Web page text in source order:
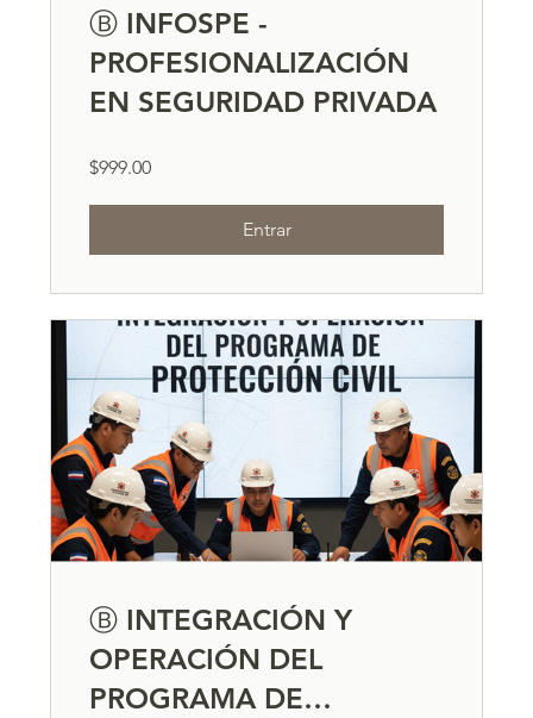
Ⓑ INFOSPE -
PROFESIONALIZACIÓN
EN SEGURIDAD PRIVADA
$999.00
Entrar
Ⓑ INTEGRACIÓN Y
OPERACIÓN DEL
PROGRAMA DE